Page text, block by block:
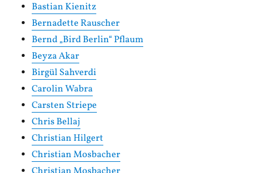
Bastian Kienitz
Bernadette Rauscher
Bernd „Bird Berlin“ Pflaum
Beyza Akar
Birgül Sahverdi
Carolin Wabra
Carsten Striepe
Chris Bellaj
Christian Hilgert
Christian Mosbacher